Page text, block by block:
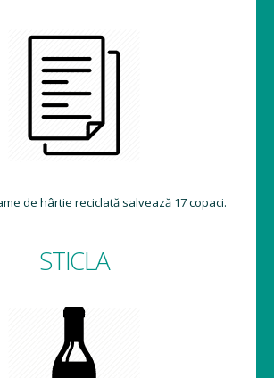
de hârtie reciclată salvează 17 copaci.
STICLA